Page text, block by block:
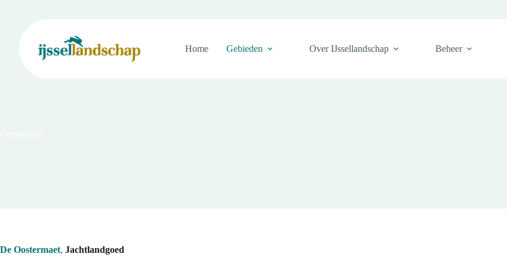
Home
Gebieden Over IJssellandschap Beheer
De Oostermaet, Jachtlandgoed